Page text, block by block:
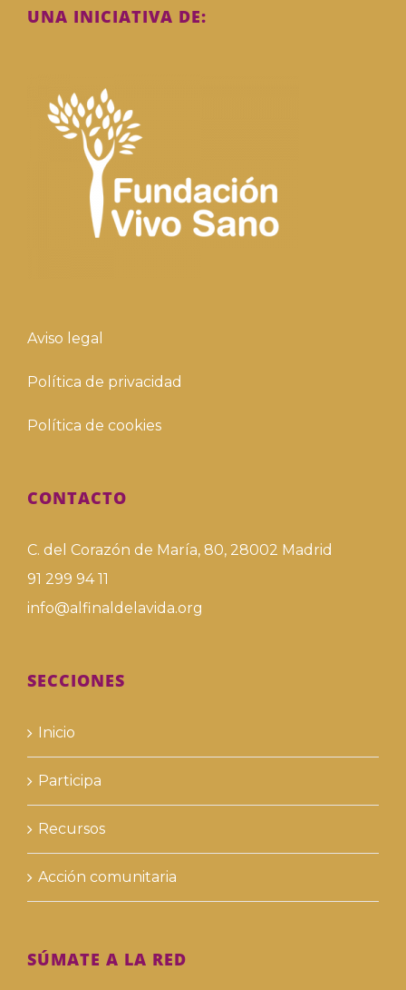
UNA INICIATIVA DE:
Aviso legal
Política de privacidad
Política de cookies
CONTACTO
C. del Corazón de María, 80, 28002 Madrid
91 299 94 11
info@alfinaldelavida.org
SECCIONES
Inicio
Participa
Recursos
Acción comunitaria
SÚMATE A LA RED